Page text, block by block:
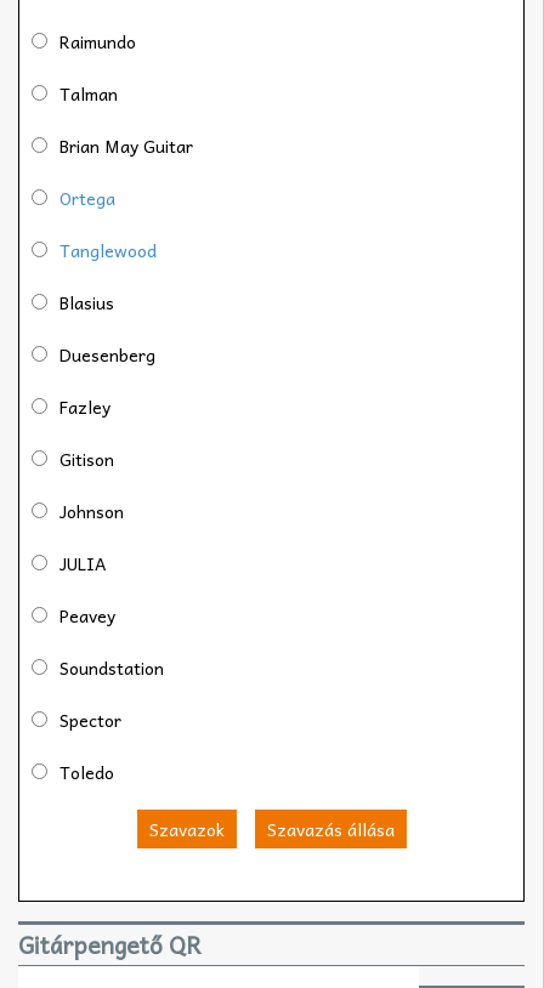
Raimundo
Talman
Brian May Guitar
Ortega
Tanglewood
Blasius
Duesenberg
Fazley
Gitison
Johnson
JULIA
Peavey
Soundstation
Spector
Toledo
Szavazok Szavazás állása
Gitárpengető QR